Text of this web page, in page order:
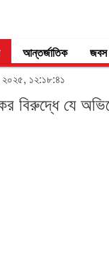
আন্তর্জাতিক জবস
২০২৫, ১২:১৮:৪১
বিরুদ্ধে যে